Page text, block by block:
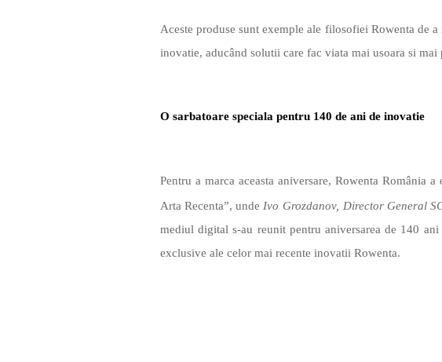
Aceste produse sunt exemple ale filosofiei Rowenta de
inovatie, aducând solutii care fac viata mai usoara si
O sarbatoare speciala pentru 140 de ani de inovatie
Pentru a marca aceasta aniversare, Rowenta România a
Arta Recenta”, unde Ivo Grozdanov, Director General
mediul digital s-au reunit pentru aniversarea de 140
exclusive ale celor mai recente inovatii Rowenta.